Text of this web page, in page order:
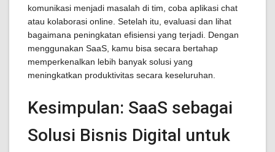
komunikasi menjadi masalah di tim, coba aplikasi chat
atau kolaborasi online. Setelah itu, evaluasi dan lihat
bagaimana peningkatan efisiensi yang terjadi. Dengan
menggunakan SaaS, kamu bisa secara bertahap
memperkenalkan lebih banyak solusi yang
meningkatkan produktivitas secara keseluruhan.
Kesimpulan: SaaS sebagai
Solusi Bisnis Digital untuk